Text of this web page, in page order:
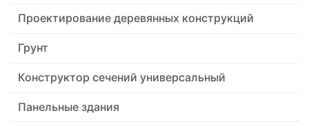
Проектирование деревянных конструкций
Грунт
Конструктор сечений универсальный
Панельные здания